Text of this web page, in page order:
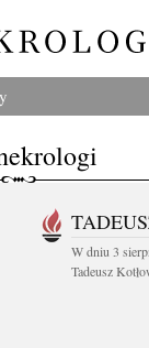
W dniu 3
Tadeusz